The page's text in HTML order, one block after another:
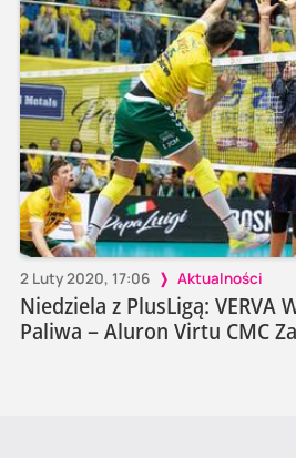
2 Luty 2020, 17:06 Aktualności
Niedziela z PlusLigą: VERVA
Paliwa – Aluron Virtu CMC